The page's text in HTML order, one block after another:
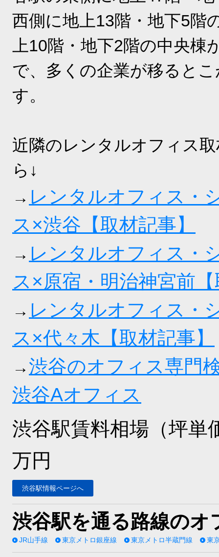
西側に地上13階・地下5階
上10階・地下2階の中央棟
で、多くの企業が移ると
す。
近隣のレンタルオフィス
ら↓
→ レンタルオフィス・
ス×渋谷【取材記事】
→ レンタルオフィス・
ス×原宿・明治神宮前
→ レンタルオフィス・
ス×代々木【取材記事】
→渋谷のオフィス専
渋谷Aオフィス
渋谷駅賃料相場（坪単
万円
渋谷駅情報ページへ
渋谷駅を通る路線のオ
JR山手線 東京メトロ銀座線 東京メトロ半蔵門線 東